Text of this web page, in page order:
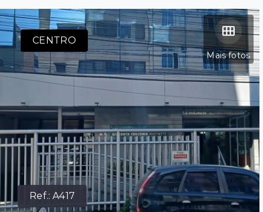
Ref.:A417
Mais fotos
CENTRO